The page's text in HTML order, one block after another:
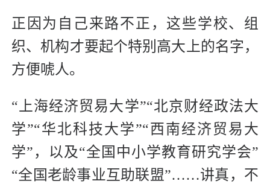
正因为自己来路不正，这些学校、组
织、机构才要起个特别高大上的名字，
方便唬人。
“上海经济贸易大学”“北京财经政法大
学”“华北科技大学”“西南经济贸易大
学”，以及“全国中小学教育研究学会”
“全国老龄事业互助联盟”……讲真，不